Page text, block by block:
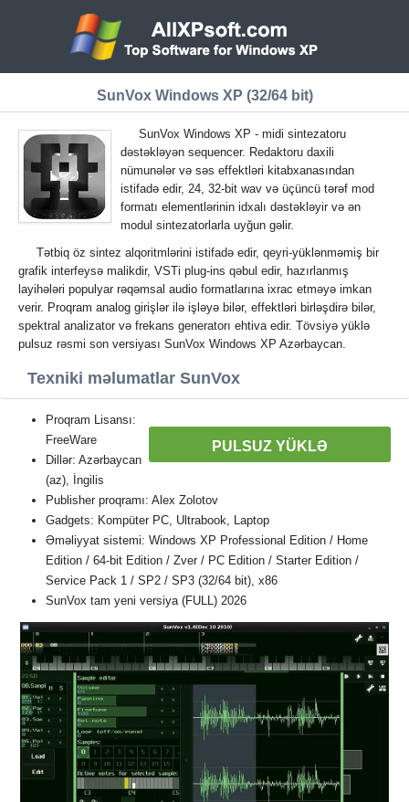
SunVox Windows XP (32/64 bit)
SunVox Windows XP - midi sintezatoru
dəstəkləyən sequencer. Redaktoru daxili
nümunələr və səs effektləri kitabxanasından
istifadə edir, 24, 32-bit wav və üçüncü tərəf mod
formatı elementlərinin idxalı dəstəkləyir və ən
modul sintezatorlarla uyğun gəlir.
Tətbiq öz sintez alqoritmlərini istifadə edir, qeyri-yüklənməmiş bir
grafik interfeysə malikdir, VSTi plug-ins qəbul edir, hazırlanmış
layihələri populyar rəqəmsal audio formatlarına ixrac etməyə imkan
verir. Proqram analog girişlər ilə işləyə bilər, effektləri birləşdirə bilər,
spektral analizator və frekans generatorı ehtiva edir. Tövsiyə yüklə
pulsuz rəsmi son versiyası SunVox Windows XP Azərbaycan.
Texniki məlumatlar SunVox
PULSUZ YÜKLƏ
Proqram Lisansı:
FreeWare
Dillər: Azərbaycan
(az), İngilis
Publisher proqramı: Alex Zolotov
Gadgets: Kompüter PC, Ultrabook, Laptop
Əməliyyat sistemi: Windows XP Professional Edition / Home
Edition / 64-bit Edition / Zver / PC Edition / Starter Edition /
Service Pack 1 / SP2 / SP3 (32/64 bit), x86
SunVox tam yeni versiya (FULL) 2026